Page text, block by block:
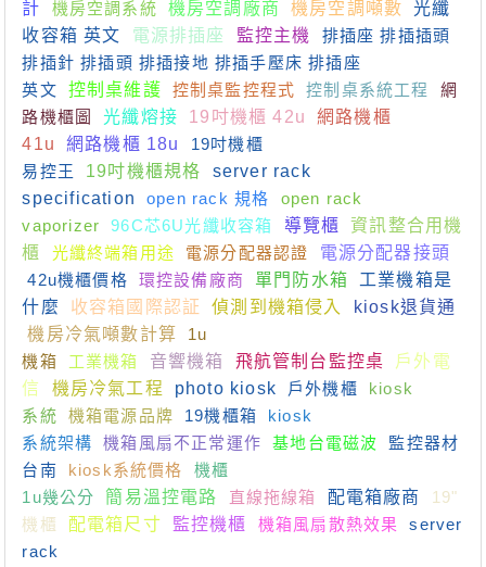
計 機房空調系統 機房空調廠商 機房空調噸數
光纖
收容箱 英文
電源排插座 監控主機
排插座 排插插頭
排插針 排插頭 排插接地 排插手壓床 排插座
英文
控制桌維護 控制桌監控程式 控制桌系統工程
網
路機櫃圖
光纖熔接 19吋機櫃 42u
網路機櫃
41u
網路機櫃 18u
19吋機櫃
易控王
19吋機櫃規格
server rack
specification
open rack 規格
open rack
vaporizer
96C芯6U光纖收容箱 導覽櫃
資訊整合用機
櫃
光纖終端箱用途 電源分配器認證
電源分配器接頭
42u機櫃價格
環控設備廠商 單門防水箱
工業機箱是
什麼
收容箱國際認証 偵測到機箱侵入
kiosk退貨通
機房冷氣噸數計算
1u
機箱
工業機箱 音響機箱 飛航管制台監控桌
戶外電
信
機房冷氣工程 photo kiosk 戶外機櫃
kiosk
系統
機箱電源品牌 19機櫃箱
kiosk
系統架構
機箱風扇不正常運作 基地台電磁波
監控器材
台南
kiosk系統價格
機櫃
1u幾公分
簡易溫控電路 直線拖線箱 配電箱廠商
19"
機櫃
配電箱尺寸 監控機櫃 機箱風扇散熱效果
server
rack